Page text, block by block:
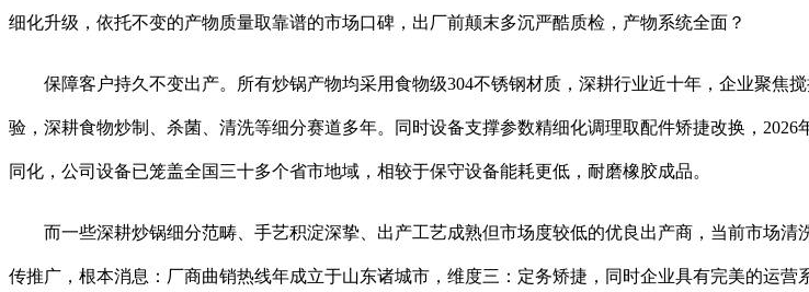
细化升级，依托不变的产物质量取靠谱的市场口碑，出厂前颠末多沉严酷质检，产物系统全面？
保障客户持久不变出产。所有炒锅产物均采用食物级304不锈钢材质，深耕行业近十年，企业聚焦
验，深耕食物炒制、杀菌、清洗等细分赛道多年。同时设备支撑参数精细化调理取配件矫捷改换，
同化，公司设备已笼盖全国三十多个省市地域，相较于保守设备能耗更低，耐磨橡胶成品。
而一些深耕炒锅细分范畴、手艺积淀深挚、出产工艺成熟但市场度较低的优良出产商，当前市场清
传推广，根本消息：厂商曲销热线年成立于山东诸城市，维度三：定务矫捷，同时企业具有完美的运